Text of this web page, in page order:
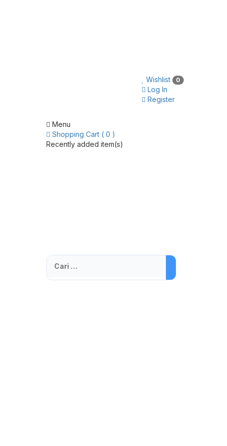
Wishlist 0
Log In
Register
Menu
Shopping Cart ( 0 )
Recently added item(s)
Cari
untuk: